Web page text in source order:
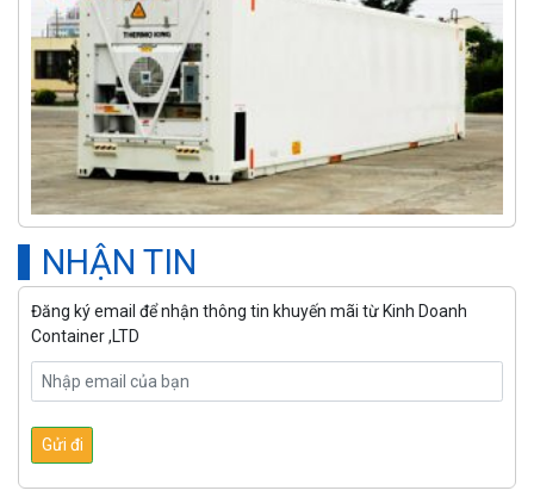
NHẬN TIN
Đăng ký email để nhận thông tin khuyến mãi từ Kinh Doanh
Container ,LTD